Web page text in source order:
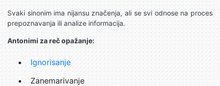
Svaki sinonim ima nijansu značenja, ali se svi odnose na proces
prepoznavanja ili analize informacija.
Antonimi za reč opažanje:
Ignorisanje
Zanemarivanje